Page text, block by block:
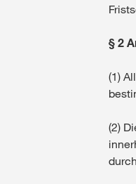
§ 2
(1)
(2)